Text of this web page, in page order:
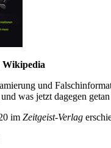
Wikipedia
und
was jetzt da­gegen
im Zeit­geist-Verlag